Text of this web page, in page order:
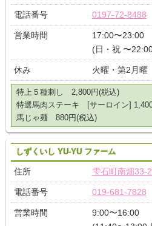
電話番号 0197-72-8488
営業時間
17:00〜23:00
(日・祝 〜
休み 火曜・第2月曜
特上５種刺し 2,800円(税込)
特選馬肉ステーキ [サーロイン]
馬じゃ麺 880円(税込)
しずくいし YU-YU ファーム
住所 雫石町南畑33-
電話番号 019-681-7828
営業時間
9:00〜16:00